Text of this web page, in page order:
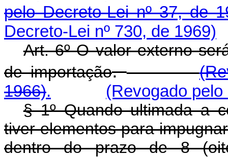
pelo Decreto-Lei nº 37, de
Decreto-Lei nº 730, de 1969)
Art. 6º O valor externo
de importação.
1966).
(Revogado
§ 1º Quando ultimada a
tiver elementos para
dentro do prazo de 8